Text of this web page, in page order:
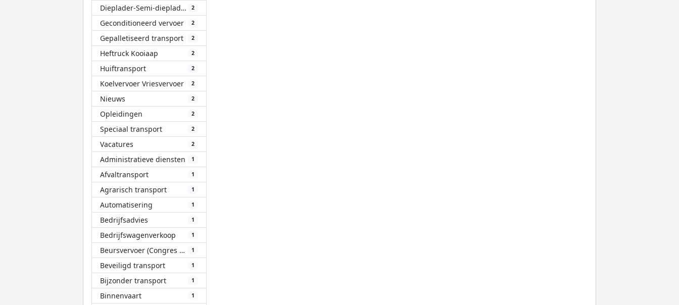
Dieplader-Semi-dieplader 2
Geconditioneerd vervoer 2
Gepalletiseerd transport 2
Heftruck Kooiaap 2
Huiftransport 2
Koelvervoer Vriesvervoer 2
Nieuws 2
Opleidingen 2
Speciaal transport 2
Vacatures 2
Administratieve diensten 1
Afvaltransport 1
Agrarisch transport 1
Automatisering 1
Bedrijfsadvies 1
Bedrijfswagenverkoop 1
Beursvervoer (Congres Evenement) 1
Beveiligd transport 1
Bijzonder transport 1
Binnenvaart 1